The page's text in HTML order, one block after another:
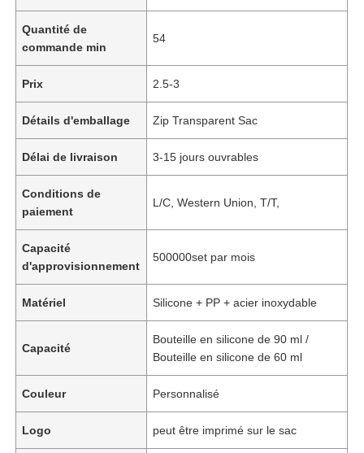
Quantité de
commande min
54
Prix 2.5-3
Détails d'emballage Zip Transparent Sac
Délai de livraison 3-15 jours ouvrables
Conditions de
paiement
L/C, Western Union, T/T,
Capacité
d'approvisionnement
500000set par mois
Matériel Silicone + PP + acier inoxydable
Capacité
Bouteille en silicone de 90 ml /
Bouteille en silicone de 60 ml
Couleur Personnalisé
Logo peut être imprimé sur le sac